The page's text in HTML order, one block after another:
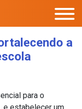
a
para o